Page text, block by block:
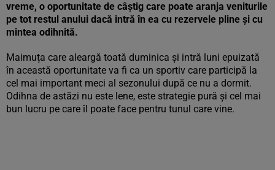
vreme, o oportunitate de câștig care poate aranja veniturile
pe tot restul anului dacă intră în ea cu rezervele pline și cu
mintea odihnită.
Maimuța care aleargă toată duminica și intră luni epuizată
în această oportunitate va fi ca un sportiv care participă la
cel mai important meci al sezonului după ce nu a dormit.
Odihna de astăzi nu este lene, este strategie pură și cel mai
bun lucru pe care îl poate face pentru tunul care vine.